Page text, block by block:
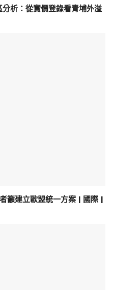
析：從實價登錄看青埔外溢
籲建立歐盟統一方案 | 國際 |